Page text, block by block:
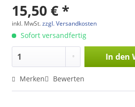
15,50 € *
inkl. MwSt.zzgl. Versandkosten
Sofort versandfertig
In den
Merken Bewerten